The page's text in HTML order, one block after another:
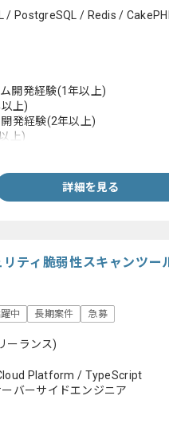
/ PostgreSQL / Redis /
開発経験(1年以上)
上)
発経験(2年以上)
上)
実務経験
スの開発経験
詳細を見る
ティ脆弱性スキャンツ
中 長期案件 急募
ーランス)
Platform / TypeScript
バーサイドエンジニア